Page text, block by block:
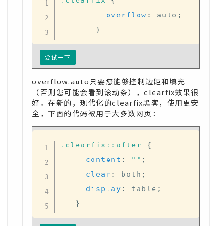
overflow : auto ;
}
尝试一下
overflow:auto只要您能够控制边距和填充
（否则您可能会看到滚动条），clearfix效果很
好。在新的，现代化的clearfix黑客，使用更安
全，下面的代码被用于大多数网页：
.clearfix ::after
{
content : "" ;
clear : both ;
display : table ;
}